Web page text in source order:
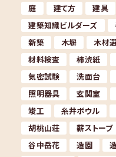
庭
建て方 建具
建築知識ビルダーズ
新築
木塀 木材
材料検査
柿渋紙
気密試験
洗面台
照明器具
玄関室
竣工
糸井ボウル
胡桃山荘
薪ストーブ
谷中岳花
造園